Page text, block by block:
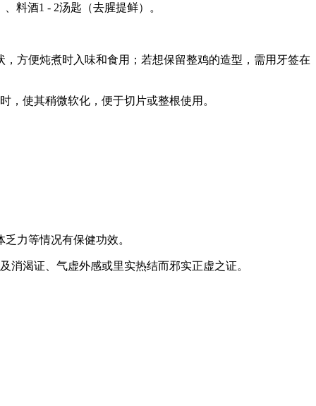
料酒1 - 2汤匙（去腥提鲜）。
方便炖煮时入味和食用；若想保留整鸡的造型，需用牙签在
，使其稍微软化，便于切片或整根使用。
力等情况有保健功效。
消渴证、气虚外感或里实热结而邪实正虚之证。